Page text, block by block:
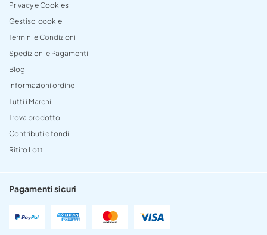
Privacy e Cookies
Gestisci cookie
Termini e Condizioni
Spedizioni e Pagamenti
Blog
Informazioni ordine
Tutti i Marchi
Trova prodotto
Contributi e fondi
Ritiro Lotti
Pagamenti sicuri